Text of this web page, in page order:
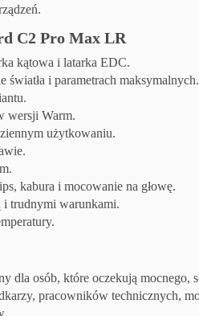
C2 Pro Max LR
kątowa i latarka EDC.
światła i parametrach maksymalnych.
wersji Warm.
użytkowaniu.
kabura i mocowanie na głowę.
i trudnymi warunkami.
osób, które oczekują mocnego,
pracowników technicznych,